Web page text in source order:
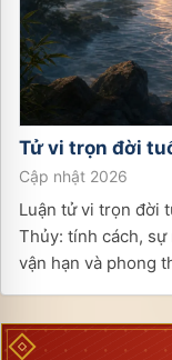
Tử vi trọn đời
Cập nhật 2026
Luận tử vi trọn đời
Thủy: tính cách,
vận hạn và phong